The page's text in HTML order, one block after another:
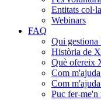
Entitats
Webinars
FAQ
Qui gestiona
Història de
Què ofereix
Com
Com
Puc fer-me'n